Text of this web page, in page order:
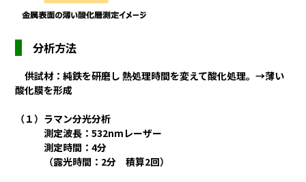
分析方法
供試材：純鉄を研磨し 熱処理時間を変えて酸化処理。→薄い
酸化膜を形成
（１）ラマン分光分析
測定波長：532nmレーザー
測定時間：4分
（露光時間：2分 積算2回）